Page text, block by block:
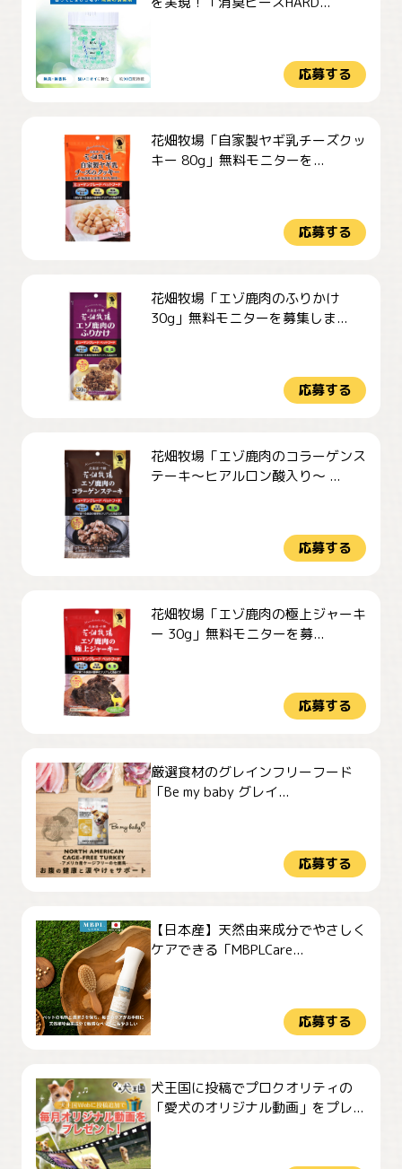
応募する
花畑牧場「自家製ヤギ乳チーズクッ
キー 80g」無料モニターを...
応募する
花畑牧場「エゾ鹿肉のふりかけ
30g」無料モニターを募集しま...
応募する
花畑牧場「エゾ鹿肉のコラーゲンス
テーキ～ヒアルロン酸入り～ ...
応募する
花畑牧場「エゾ鹿肉の極上ジャーキ
ー 30g」無料モニターを募...
応募する
厳選食材のグレインフリーフード
「Be my baby グレイ...
応募する
【日本産】天然由来成分でやさしく
ケアできる「MBPLCare...
応募する
犬王国に投稿でプロクオリティの
「愛犬のオリジナル動画」をプレ...